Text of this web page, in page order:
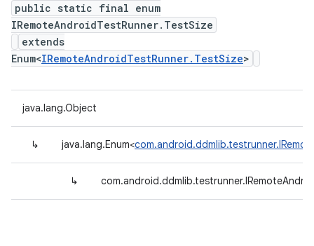
public static final enum
IRemoteAndroidTestRunner.TestSize
extends
Enum<IRemoteAndroidTestRunner.TestSize>
java.lang.Object
↳ java.lang.Enum<
↳